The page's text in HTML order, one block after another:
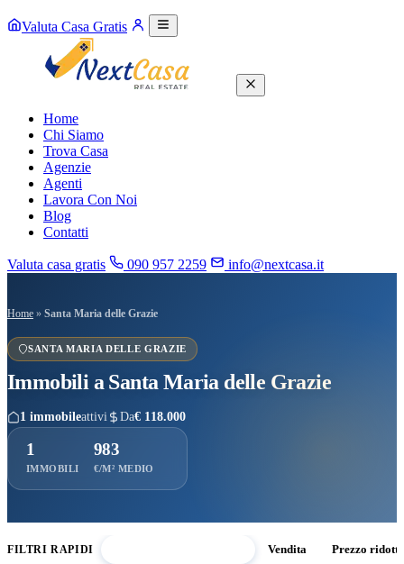
Valuta Casa Gratis
Home
Chi Siamo
Trova Casa
Agenzie
Agenti
Lavora Con Noi
Blog
Contatti
Valuta casa gratis 090 957 2259 info@nextcasa.it
Home » Santa Maria delle Grazie
SANTA MARIA DELLE GRAZIE
Immobili a Santa Maria delle Grazie
1 immobileattivi Da€ 118.000
1
IMMOBILI
983
€/M² MEDIO
FILTRI RAPIDI Vendita Prezzo ridotto